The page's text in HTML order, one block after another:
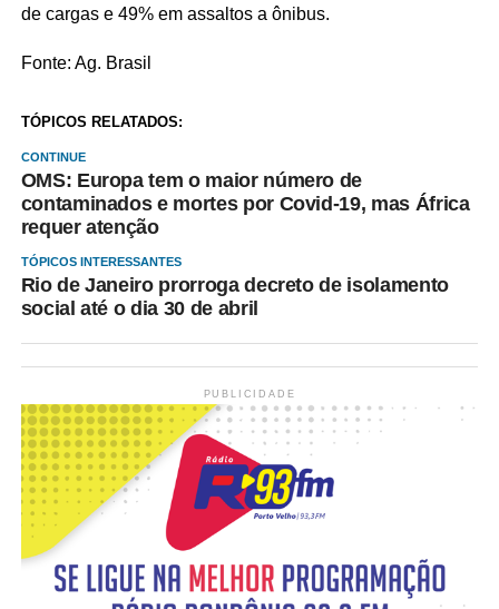
de cargas e 49% em assaltos a ônibus.
Fonte: Ag. Brasil
TÓPICOS RELATADOS:
CONTINUE
OMS: Europa tem o maior número de
contaminados e mortes por Covid-19, mas África
requer atenção
TÓPICOS INTERESSANTES
Rio de Janeiro prorroga decreto de isolamento
social até o dia 30 de abril
PUBLICIDADE